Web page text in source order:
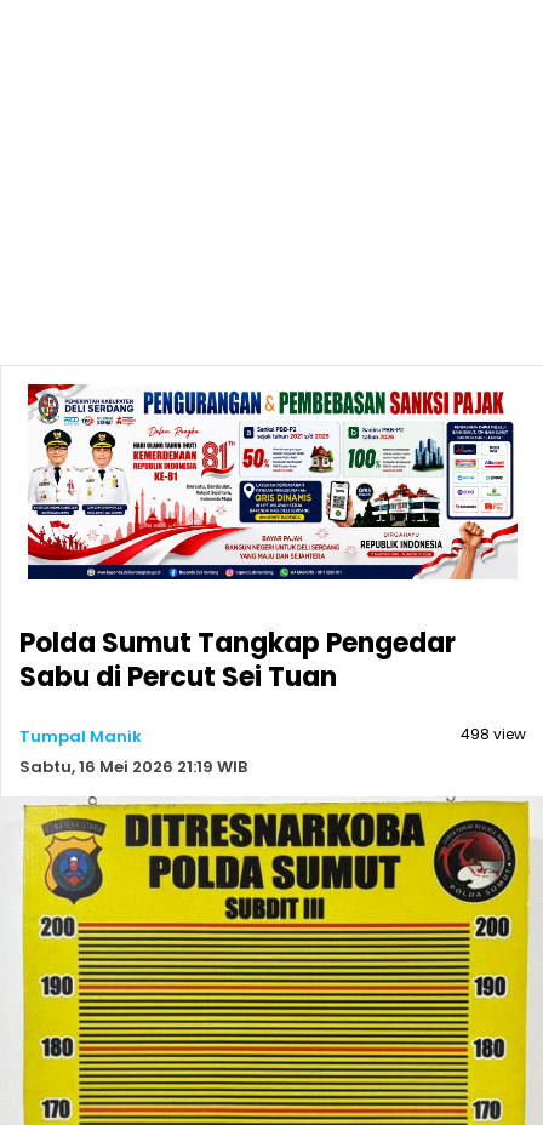
Polda Sumut Tangkap Pengedar
Sabu di Percut Sei Tuan
Tumpal Manik
Sabtu, 16 Mei 2026 21:19 WIB
498 view